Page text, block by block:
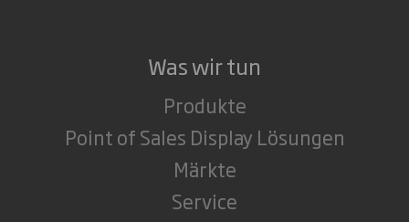
Was wir tun
Produkte
Point of Sales Display Lösungen
Märkte
Service